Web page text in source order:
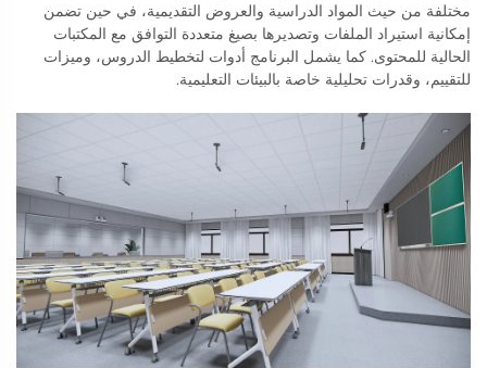
مختلفة من حيث المواد الدراسية والعروض التقديمية، في حين تضمن
إمكانية استيراد الملفات وتصديرها بصيغ متعددة التوافق مع المكتبات
الحالية للمحتوى. كما يشمل البرنامج أدوات لتخطيط الدروس، وميزات
للتقييم، وقدرات تحليلية خاصة بالبيئات التعليمية.